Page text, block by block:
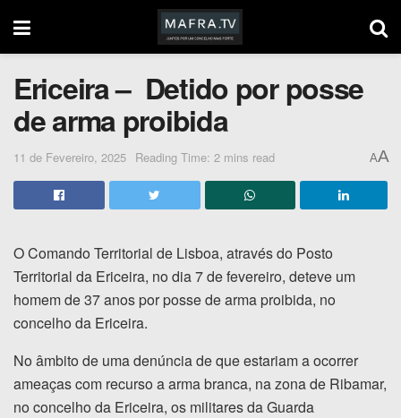
Ericeira – Detido por posse
de arma proibida
11 de Fevereiro, 2025 Reading Time: 2 mins read AA
O Comando Territorial de Lisboa, através do Posto
Territorial da Ericeira, no dia 7 de fevereiro, deteve um
homem de 37 anos por posse de arma proibida, no
concelho da Ericeira.
No âmbito de uma denúncia de que estariam a ocorrer
ameaças com recurso a arma branca, na zona de Ribamar,
no concelho da Ericeira, os militares da Guarda